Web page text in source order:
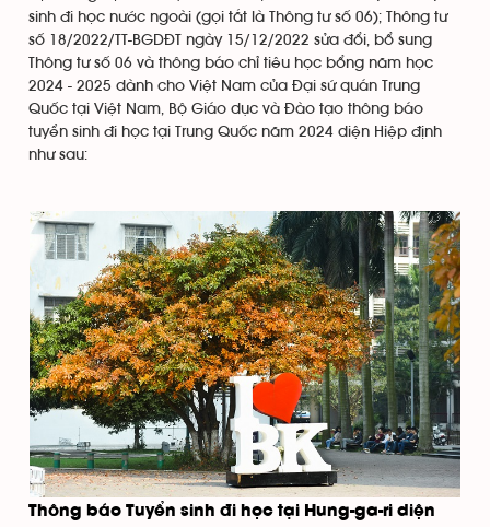
sinh đi học nước ngoài (gọi tắt là Thông tư số 06); Thông tư
số 18/2022/TT-BGDĐT ngày 15/12/2022 sửa đổi, bổ sung
Thông tư số 06 và thông báo chỉ tiêu học bổng năm học
2024 - 2025 dành cho Việt Nam của Đại sứ quán Trung
Quốc tại Việt Nam, Bộ Giáo dục và Đào tạo thông báo
tuyển sinh đi học tại Trung Quốc năm 2024 diện Hiệp định
như sau:
Thông báo Tuyển sinh đi học tại Hung-ga-ri diện